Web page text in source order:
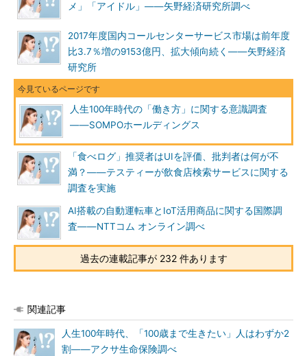
メ」「アイドル」――矢野経済研究所調べ
2017年度国内コールセンターサービス市場は前年度
比3.7％増の9153億円、拡大傾向続く――矢野経済
研究所
人生100年時代の「働き方」に関する意識調査
――SOMPOホールディングス
「食べログ」推奨者はUIを評価、批判者は何が不
満？――テスティーが飲食店検索サービスに関する
調査を実施
AI搭載の自動運転車とIoT活用商品に関する国際調
査――NTTコム オンライン調べ
過去の連載記事が 232 件あります
関連記事
人生100年時代、「100歳まで生きたい」人はわずか2
割――アクサ生命保険調べ